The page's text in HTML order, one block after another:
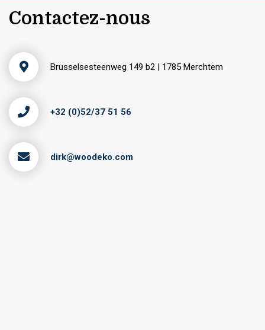
Contactez-nous
Brusselsesteenweg 149 b2 | 1785 Merchtem
+32 (0)52/37 51 56
dirk@woodeko.com